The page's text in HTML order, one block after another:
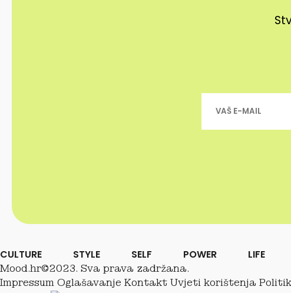
CULTURE STYLE SELF POWER LIFE
Mood.hr©2023. Sva prava zadržana.
Impressum Oglašavanje Kontakt Uvjeti korištenja